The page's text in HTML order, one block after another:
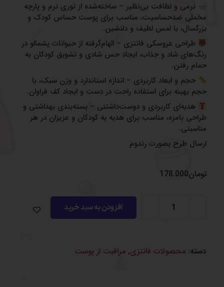
نرمی و لطافت بی‌نظیر – ساخته‌شده از توری نرم و پارچه
مخملی ضدحساسیت، مناسب برای پوست حساس کودک و
بزرگسال، با لمس لطیف و دلنشین.
طراحی عروسکی فانتزی – الهام‌گرفته از حیوانات پشمالو در
رنگ‌های شاد و جذاب، ایجاد حس شادی و تشویق کودکان به
حمام رفتن.
حجم و ابعاد کاربردی – اندازه استاندارد و وزن سبک، با
حجم بهینه برای استفاده راحت در دست و ایجاد کف فراوان.
هدیه‌ای کاربردی و دوست‌داشتنی – بسته‌بندی بهداشتی و
طراحی بامزه، مناسب برای هدیه به کودکان و عزیزان در هر
مناسبتی.
ارسال طرح بصورت رندوم
تومان178.000
افزودن به سبد خرید
دسته: محصولات فانتزی, مراقبت از پوست